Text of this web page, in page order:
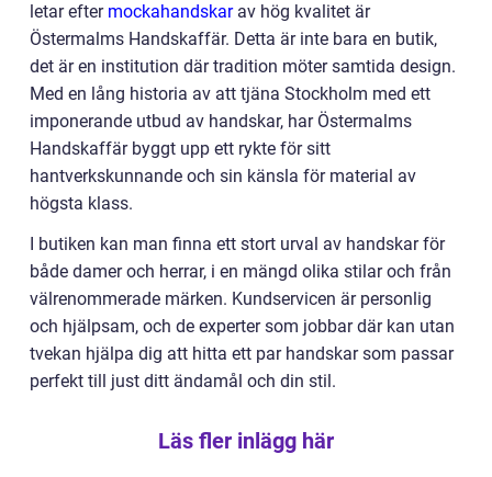
letar efter mockahandskarav hög kvalitet är
Östermalms Handskaffär. Detta är inte bara en butik,
det är en institution där tradition möter samtida design.
Med en lång historia av att tjäna Stockholm med ett
imponerande utbud av handskar, har Östermalms
Handskaffär byggt upp ett rykte för sitt
hantverkskunnande och sin känsla för material av
högsta klass.
I butiken kan man finna ett stort urval av handskar för
både damer och herrar, i en mängd olika stilar och från
välrenommerade märken. Kundservicen är personlig
och hjälpsam, och de experter som jobbar där kan utan
tvekan hjälpa dig att hitta ett par handskar som passar
perfekt till just ditt ändamål och din stil.
Läs fler inlägg här